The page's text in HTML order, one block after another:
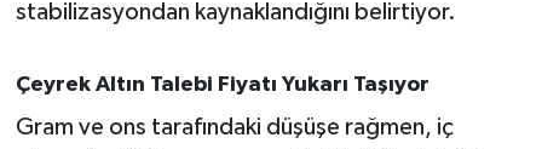
stabilizasyondan kaynaklandığını belirtiyor.
Çeyrek Altın Talebi Fiyatı Yukarı Taşıyor
Gram ve ons tarafındaki düşüşe rağmen, iç
Savaştepe
SEYAHAT